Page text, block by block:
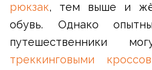
рюкзак, тем выше и
обувь. Однако
путешественники
треккинговыми